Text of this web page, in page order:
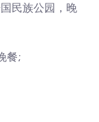
民族公园，晚
餐;